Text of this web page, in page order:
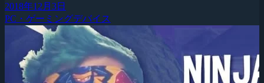
2018年12月3日
PC・ゲーミングデバイス